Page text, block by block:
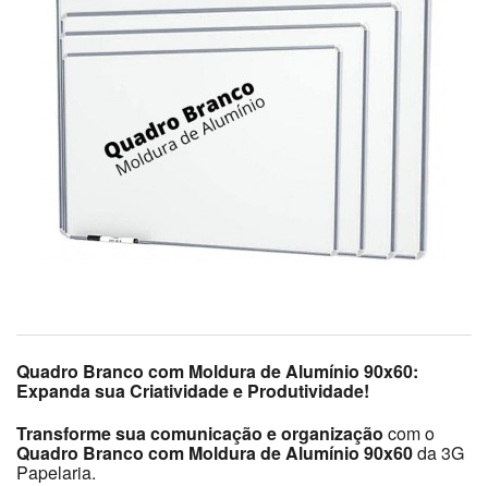
Quadro Branco com Moldura de Alumínio 90x60:
Expanda sua Criatividade e Produtividade!
Transforme sua comunicação e organização com o
Quadro Branco com Moldura de Alumínio 90x60da 3G
Papelaria.